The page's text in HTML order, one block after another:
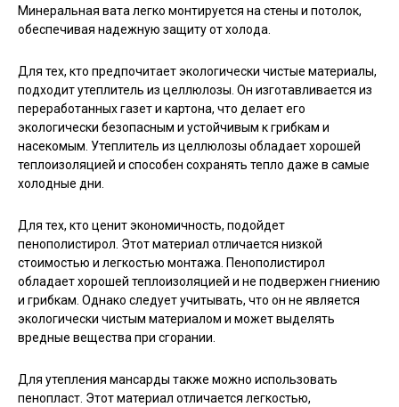
Минеральная вата легко монтируется на стены и потолок,
обеспечивая надежную защиту от холода.
Для тех, кто предпочитает экологически чистые материалы,
подходит утеплитель из целлюлозы. Он изготавливается из
переработанных газет и картона, что делает его
экологически безопасным и устойчивым к грибкам и
насекомым. Утеплитель из целлюлозы обладает хорошей
теплоизоляцией и способен сохранять тепло даже в самые
холодные дни.
Для тех, кто ценит экономичность, подойдет
пенополистирол. Этот материал отличается низкой
стоимостью и легкостью монтажа. Пенополистирол
обладает хорошей теплоизоляцией и не подвержен гниению
и грибкам. Однако следует учитывать, что он не является
экологически чистым материалом и может выделять
вредные вещества при сгорании.
Для утепления мансарды также можно использовать
пенопласт. Этот материал отличается легкостью,